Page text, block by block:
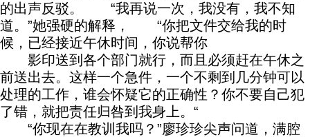
的出声反驳。 “我再说一次，我没有，我不知
道。”她强硬的解释， “你把文件交给我的时
候，已经接近午休时间，你说帮你
影印送到各个部门就行，而且必须赶在午休之
前送出去。这样一个急件，一个不剩到几分钟可以
处理的工作，谁会怀疑它的正确性？你不要自己犯
了错，就把责任归咎到我身上。“
“你现在在教训我吗？”廖珍珍尖声问道，满腔